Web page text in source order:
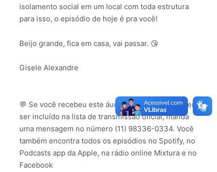
isolamento social em um local com toda estrutura
para isso, o episódio de hoje é pra você!
Beijo grande, fica em casa, vai passar. 😘
Gisele Alexandre
💬 Se você recebeu este áudio de um amigo e quer
ser incluído na lista de transmissão oficial, manda
uma mensagem no número (11) 98336-0334. Você
também encontra todos os episódios no Spotify, no
Podcasts app da Apple, na rádio online Mixtura e no
Facebook